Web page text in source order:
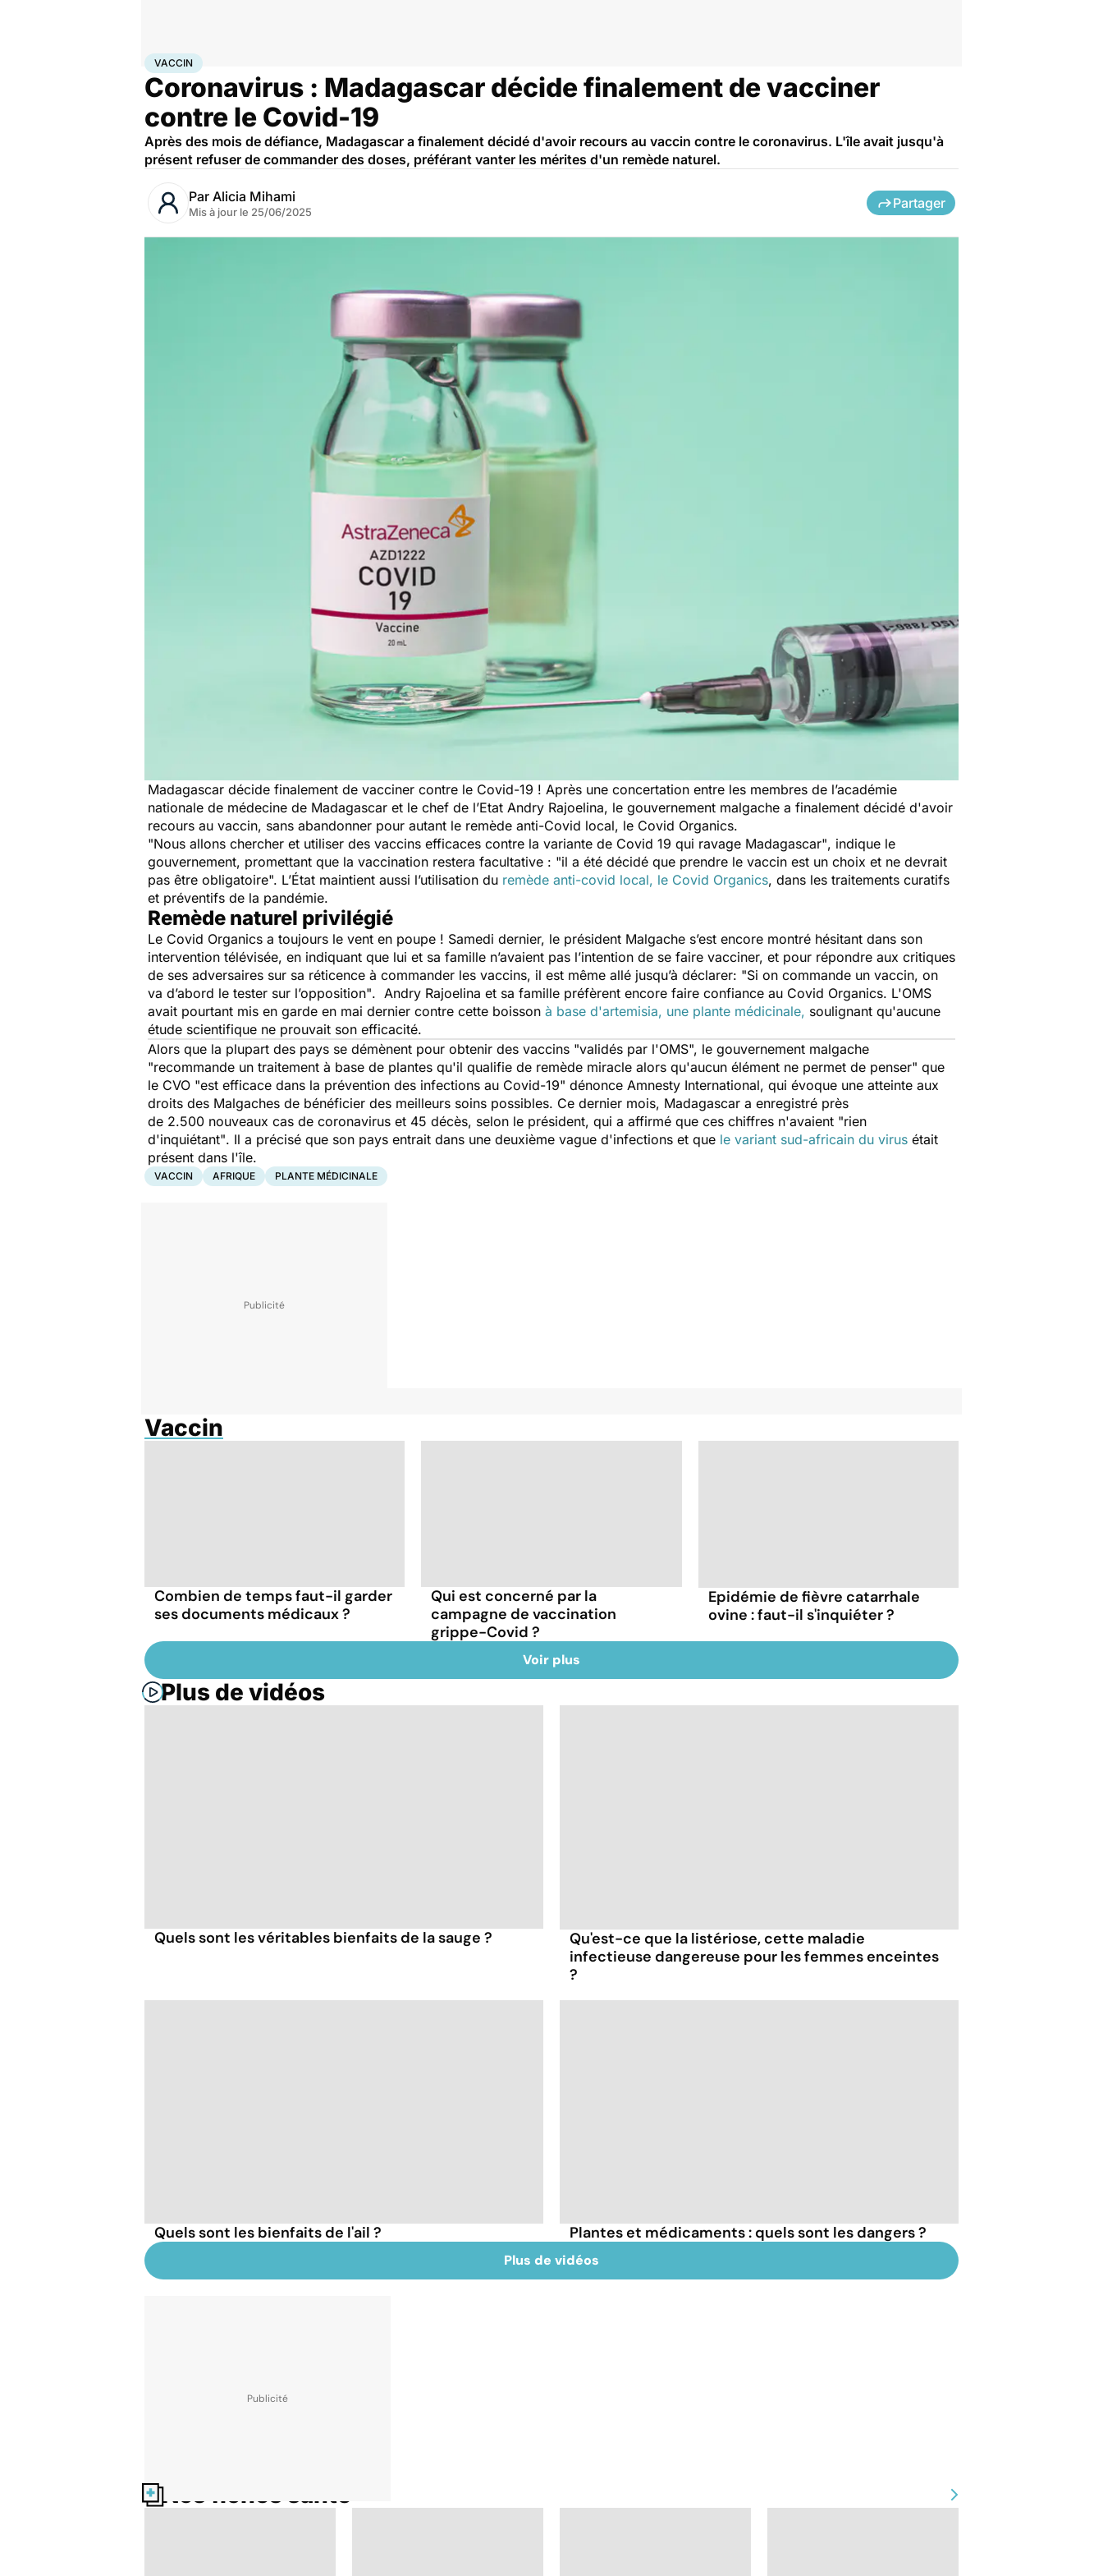
AccueilSanté
VACCIN
Coronavirus : Madagascar décide finalement de vacciner
contre le Covid-19
Après des mois de défiance, Madagascar a finalement décidé d'avoir recours au vaccin contre le coronavirus. L'île avait jusqu'à
présent refuser de commander des doses, préférant vanter les mérites d'un remède naturel.
Par Alicia Mihami
Mis à jour le 25/06/2025
Partager
Madagascar décide finalement de vacciner contre le Covid-19 ! Après une concertation entre les membres de l’académie
nationale de médecine de Madagascar et le chef de l’Etat Andry Rajoelina, le gouvernement malgache a finalement décidé d'avoir
recours au vaccin, sans abandonner pour autant le remède anti-Covid local, le Covid Organics.
"Nous allons chercher et utiliser des vaccins efficaces contre la variante de Covid 19 qui ravage Madagascar", indique le
gouvernement, promettant que la vaccination restera facultative : "il a été décidé que prendre le vaccin est un choix et ne devrait
pas être obligatoire". L’État maintient aussi l’utilisation du remède anti-covid local, le Covid Organics, dans les traitements curatifs
et préventifs de la pandémie.
Remède naturel privilégié
Le Covid Organics a toujours le vent en poupe ! Samedi dernier, le président Malgache s’est encore montré hésitant dans son
intervention télévisée, en indiquant que lui et sa famille n’avaient pas l’intention de se faire vacciner, et pour répondre aux critiques
de ses adversaires sur sa réticence à commander les vaccins, il est même allé jusqu’à déclarer: "Si on commande un vaccin, on
va d’abord le tester sur l’opposition". Andry Rajoelina et sa famille préfèrent encore faire confiance au Covid Organics. L'OMS
avait pourtant mis en garde en mai dernier contre cette boisson à base d'artemisia, une plante médicinale, soulignant qu'aucune
étude scientifique ne prouvait son efficacité.
Alors que la plupart des pays se démènent pour obtenir des vaccins "validés par l'OMS", le gouvernement malgache
"recommande un traitement à base de plantes qu'il qualifie de remède miracle alors qu'aucun élément ne permet de penser" que
le CVO "est efficace dans la prévention des infections au Covid-19" dénonce Amnesty International, qui évoque une atteinte aux
droits des Malgaches de bénéficier des meilleurs soins possibles. Ce dernier mois, Madagascar a enregistré près
de 2.500 nouveaux cas de coronavirus et 45 décès, selon le président, qui a affirmé que ces chiffres n'avaient "rien
d'inquiétant". Il a précisé que son pays entrait dans une deuxième vague d'infections et que le variant sud-africain du virus était
présent dans l'île.
VACCIN AFRIQUE PLANTE MÉDICINALE
Vaccin
Combien de temps faut-il garder
ses documents médicaux ?
Qui est concerné par la
campagne de vaccination
grippe-Covid ?
Epidémie de fièvre catarrhale
ovine : faut-il s'inquiéter ?
Voir plus
Plus de vidéos
Quels sont les véritables bienfaits de la sauge ?
Qu'est-ce que la listériose, cette maladie
infectieuse dangereuse pour les femmes enceintes
?
Quels sont les bienfaits de l'ail ? Plantes et médicaments : quels sont les dangers ?
Plus de vidéos
Nos fiches santé